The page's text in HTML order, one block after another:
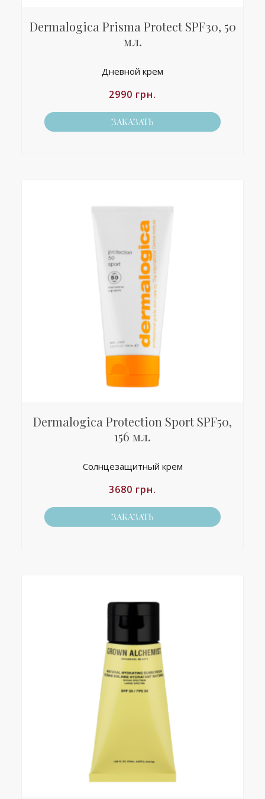
Dermalogica Prisma Protect SPF30, 50
мл.
Дневной крем
2990 грн.
ЗАКАЗАТЬ
Dermalogica Protection Sport SPF50,
156 мл.
Солнцезащитный крем
3680 грн.
ЗАКАЗАТЬ